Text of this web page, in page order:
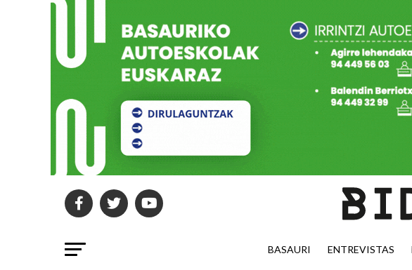
BASAURI ENTREVISTAS